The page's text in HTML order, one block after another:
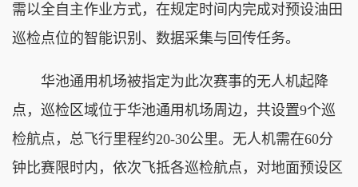
需以全自主作业方式，在规定时间内完成对预设油田
巡检点位的智能识别、数据采集与回传任务。
华池通用机场被指定为此次赛事的无人机起降
点，巡检区域位于华池通用机场周边，共设置9个巡
检航点，总飞行里程约20-30公里。无人机需在60分
钟比赛限时内，依次飞抵各巡检航点，对地面预设区